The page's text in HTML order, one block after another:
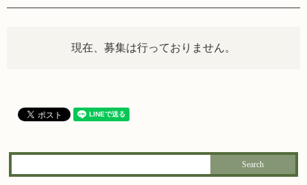
現在、募集は行っておりません。